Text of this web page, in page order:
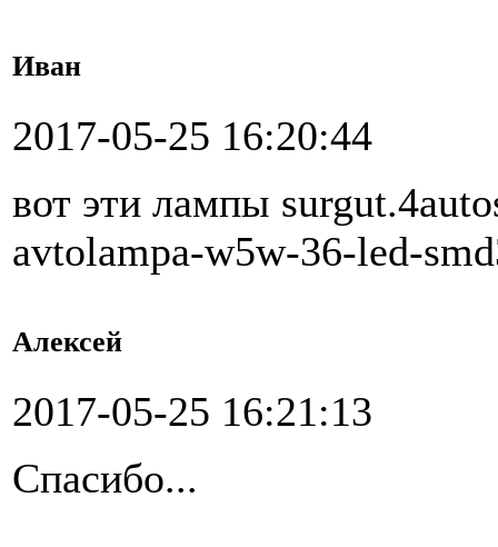
Иван
2017-05-25 16:20:44
вот эти лампы
avtolampa-w5w-36-led-
Алексей
2017-05-25 16:21:13
Спасибо...